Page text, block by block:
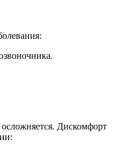
Дискомфорт